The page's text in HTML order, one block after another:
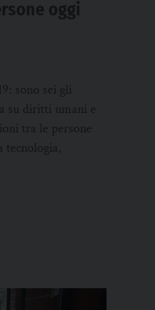
oggi
sono sei gli
su diritti umani e
tra le persone
tecnologia,